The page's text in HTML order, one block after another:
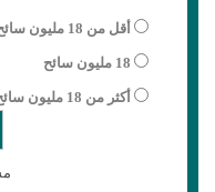
أقل من 18 مليون سائح
18 مليون سائح
أكثر من 18 مليون سائح